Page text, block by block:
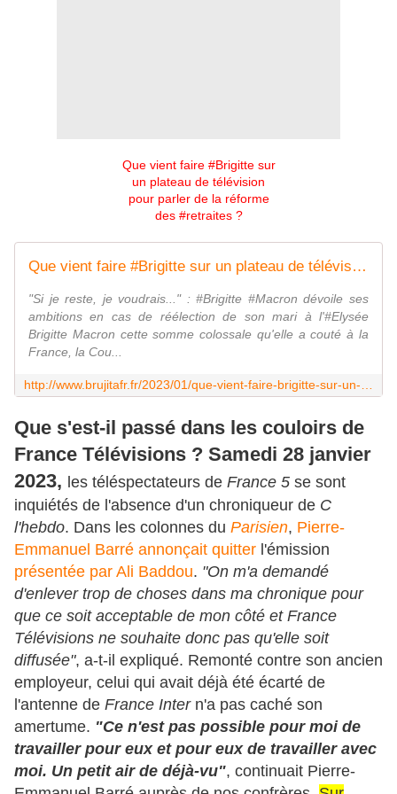
Que vient faire #Brigitte sur
un plateau de télévision
pour parler de la réforme
des #retraites ?
Que vient faire #Brigitte sur un plateau de télévision pour parler de la réforme des #retraites ? - MOINS de BIENS PLUS de LIENS
"Si je reste, je voudrais..." : #Brigitte #Macron dévoile ses
ambitions en cas de réélection de son mari à l'#Elysée
Brigitte Macron cette somme colossale qu'elle a couté à la
France, la Cou...
Que s'est-il passé dans les couloirs de
France Télévisions ? Samedi 28 janvier
2023, les téléspectateurs de France 5 se sont
inquiétés de l'absence d'un chroniqueur de C
l'hebdo. Dans les colonnes du Parisien, Pierre-
Emmanuel Barré annonçait quitter l'émission
présentée par Ali Baddou. "On m'a demandé
d'enlever trop de choses dans ma chronique pour
que ce soit acceptable de mon côté et France
Télévisions ne souhaite donc pas qu'elle soit
diffusée", a-t-il expliqué. Remonté contre son ancien
employeur, celui qui avait déjà été écarté de
l'antenne de France Intern'a pas caché son
amertume. "Ce n'est pas possible pour moi de
travailler pour eux et pour eux de travailler avec
moi. Un petit air de déjà-vu", continuait Pierre-